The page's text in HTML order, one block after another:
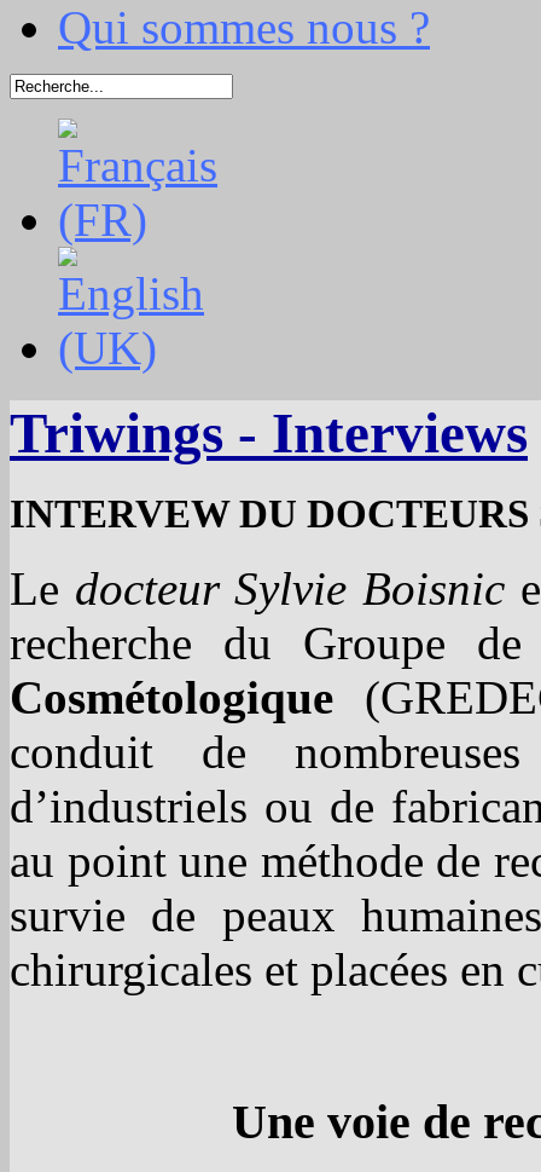
Qui sommes nous ?
Triwings - Interviews
INTERVEW DU
Le docteur Sylvie Boisnic
recherche du Groupe
Cosmétologique
conduit de
d’industriels ou de
au point une méthode de
survie de peaux
chirurgicales et placées en
Une voie de